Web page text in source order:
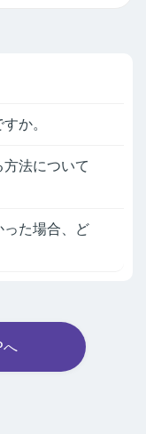
か。
法について
った場合、ど
へ